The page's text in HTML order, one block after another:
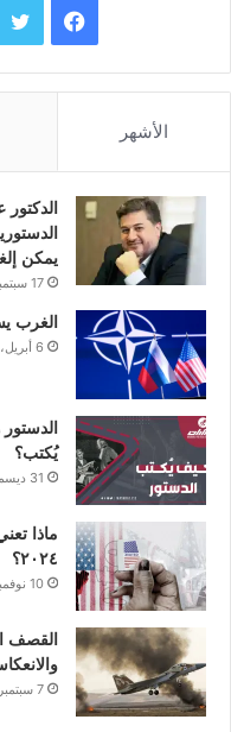
ي
و
ك
و
الأشهر
يمكن
17 سبتمبر، 2022
الغرب
6 أبريل، 2022
يُكتب؟
31 ديسمبر، 2020
٢٠٢٤؟
10 نوفمبر، 2022
القصف
7 سبتمبر، 2022